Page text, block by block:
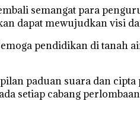
semangat para
dapat mewujudkan visi
pendidikan di tanah
paduan suara dan
setiap cabang